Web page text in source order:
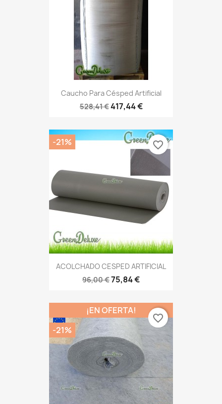
Caucho Para Césped Artificial
528,41 €417,44 €
ACOLCHADO CESPED ARTIFICIAL
96,00 €75,84 €
-21% favorite_border
¡EN OFERTA!
-21%
favorite_border